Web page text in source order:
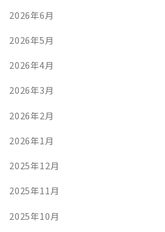
2026年6月
2026年5月
2026年4月
2026年3月
2026年2月
2026年1月
2025年12月
2025年11月
2025年10月